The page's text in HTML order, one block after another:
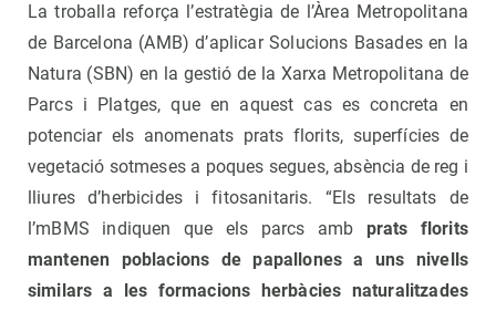
La troballa reforça l’estratègia de l’Àrea Metropolitana
de Barcelona (AMB) d’aplicar Solucions Basades en la
Natura (SBN) en la gestió de la Xarxa Metropolitana de
Parcs i Platges, que en aquest cas es concreta en
potenciar els anomenats prats florits, superfícies de
vegetació sotmeses a poques segues, absència de reg i
lliures d’herbicides i fitosanitaris. “Els resultats de
l’mBMS indiquen que els parcs amb prats florits
mantenen poblacions de papallones a uns nivells
similars a les formacions herbàcies naturalitzades